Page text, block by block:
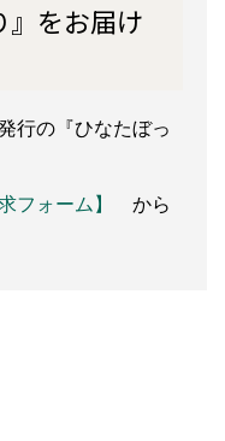
』をお届け
行の『ひなたぼっ
フォーム】
から